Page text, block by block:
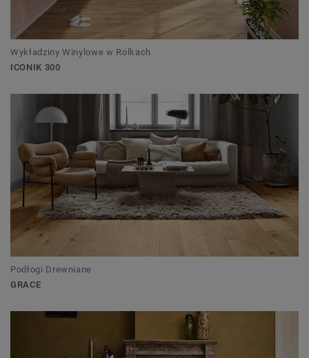
Wykładziny Winylowe w Rolkach
ICONIK 300
Podłogi Drewniane
GRACE